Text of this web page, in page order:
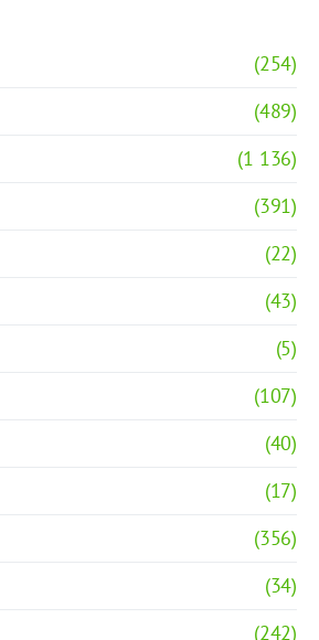
(254)
(489)
(1 136)
(391)
(22)
(43)
(5)
(107)
(40)
(17)
(356)
(34)
(242)